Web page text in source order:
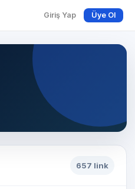
Giriş Yap Üye Ol
657 link